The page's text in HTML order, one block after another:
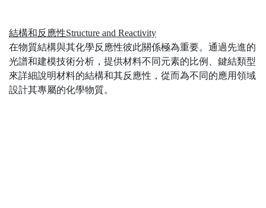
結構和反應性Structure and Reactivity
在物質結構與其化學反應性彼此關係極為重要。通過先進的
光譜和建模技術分析，提供材料不同元素的比例、鍵結類型
來詳細說明材料的結構和其反應性，從而為不同的應用領域
設計其專屬的化學物質。